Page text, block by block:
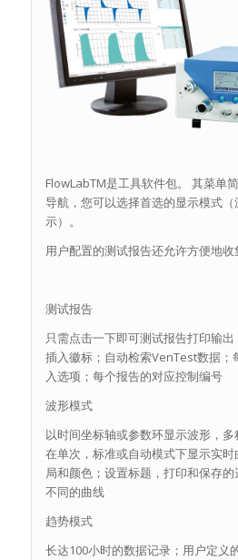
FlowLabTM是工具软件包。 其菜单
导航，您可以选择首选的显示模式
示）。
用户配置的测试报告还允许方便地收
测试报告
只需点击一下即可测试报告打印输
插入徽标；自动检索VenTest数据；
入选项；每个报告的对应控制编号
波形模式
以时间坐标轴或参数环显示波形，
在单次，标准或自动模式下显示实
局和颜色；设置标题，打印和保存
不同的曲线
趋势模式
长达100小时的数据记录；用户定义